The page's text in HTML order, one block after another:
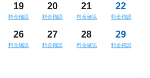
19
料金確認
20
料金確認
21
料金確認
22
料金確認
26
料金確認
27
料金確認
28
料金確認
29
料金確認